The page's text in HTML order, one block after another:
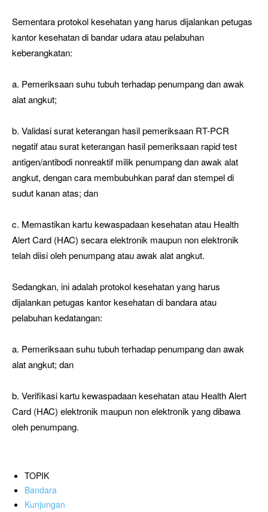
Sementara protokol kesehatan yang harus dijalankan petugas
kantor kesehatan di bandar udara atau pelabuhan
keberangkatan:
a. Pemeriksaan suhu tubuh terhadap penumpang dan awak
alat angkut;
b. Validasi surat keterangan hasil pemeriksaan RT-PCR
negatif atau surat keterangan hasil pemeriksaan rapid test
antigen/antibodi nonreaktif milik penumpang dan awak alat
angkut, dengan cara membubuhkan paraf dan stempel di
sudut kanan atas; dan
c. Memastikan kartu kewaspadaan kesehatan atau Health
Alert Card (HAC) secara elektronik maupun non elektronik
telah diisi oleh penumpang atau awak alat angkut.
Sedangkan, ini adalah protokol kesehatan yang harus
dijalankan petugas kantor kesehatan di bandara atau
pelabuhan kedatangan:
a. Pemeriksaan suhu tubuh terhadap penumpang dan awak
alat angkut; dan
b. Verifikasi kartu kewaspadaan kesehatan atau Health Alert
Card (HAC) elektronik maupun non elektronik yang dibawa
oleh penumpang.
TOPIK
Bandara
Kunjungan